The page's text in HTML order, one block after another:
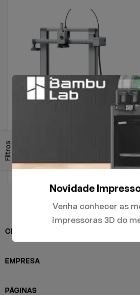
Filtros
CLIENTES
EMPRESA
PÁGINAS
Novidade
Venha conhecer as
impressoras 3D do